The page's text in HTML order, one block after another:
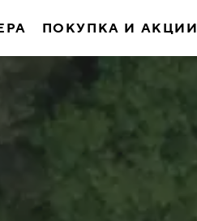
ПОКУПКА И АКЦИИ